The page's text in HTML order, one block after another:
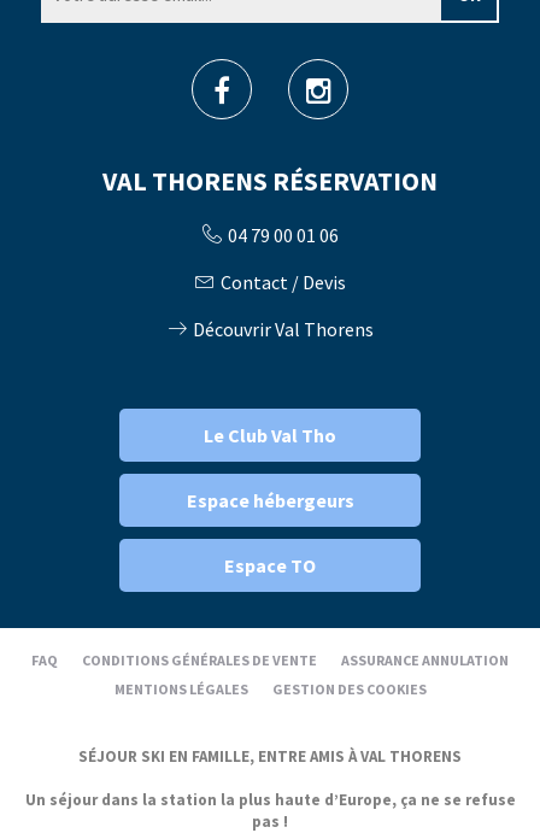
VAL THORENS RÉSERVATION
04 79 00 01 06
Contact / Devis
Découvrir Val Thorens
Le Club Val Tho
Espace hébergeurs
Espace TO
FAQ CONDITIONS GÉNÉRALES DE VENTE
ASSURANCE ANNULATION
MENTIONS LÉGALES
GESTION DES COOKIES
SÉJOUR SKI EN FAMILLE, ENTRE AMIS À VAL THORENS
Un séjour dans la station la plus haute d’Europe, ça ne se refuse
pas !